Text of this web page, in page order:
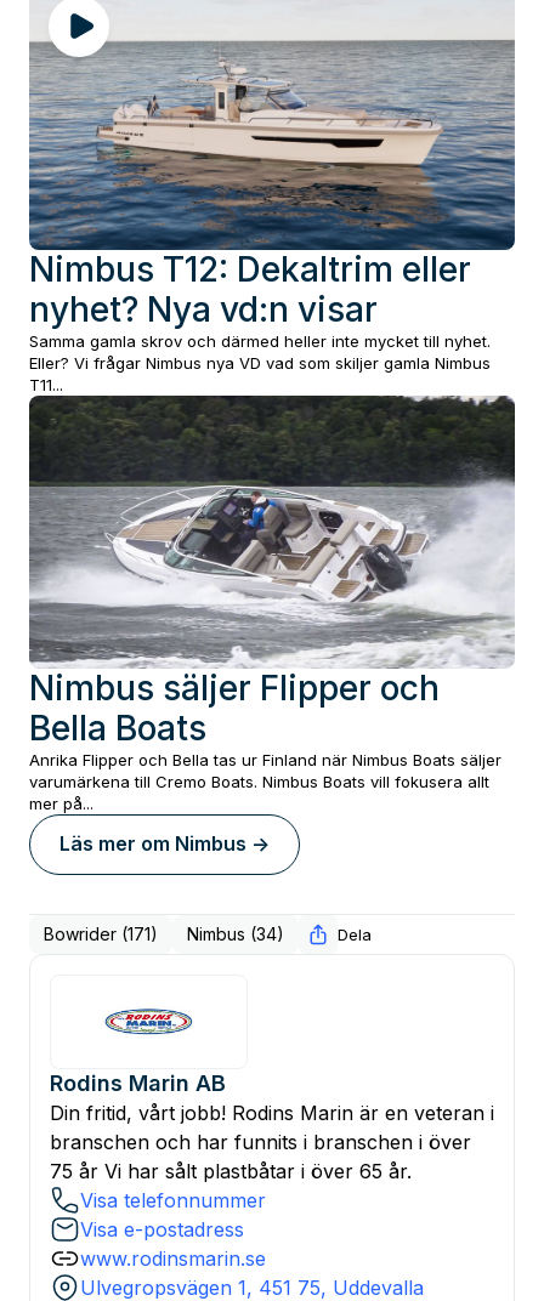
Nimbus T12: Dekaltrim eller
nyhet? Nya vd:n visar
Samma gamla skrov och därmed heller inte mycket till nyhet.
Eller? Vi frågar Nimbus nya VD vad som skiljer gamla Nimbus
T11...
Nimbus säljer Flipper och
Bella Boats
Anrika Flipper och Bella tas ur Finland när Nimbus Boats säljer
varumärkena till Cremo Boats. Nimbus Boats vill fokusera allt
mer på...
Läs mer om Nimbus ->
Bowrider (171) Nimbus (34) Dela
Rodins Marin AB
Din fritid, vårt jobb! Rodins Marin är en veteran i
branschen och har funnits i branschen i över
75 år Vi har sålt plastbåtar i över 65 år.
Visa telefonnummer
Visa e-postadress
www.rodinsmarin.se
Ulvegropsvägen 1, 451 75, Uddevalla